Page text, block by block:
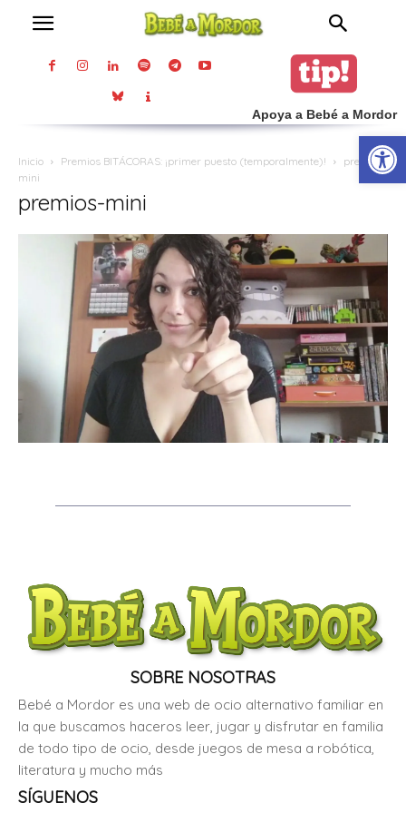
Apoya a Bebé a Mordor
Inicio Premios BITÁCORAS: ¡primer puesto (temporalmente)!
premios-
mini
premios-mini
SOBRE NOSOTRAS
Bebé a Mordor es una web de ocio alternativo familiar en
la que buscamos haceros leer, jugar y disfrutar en familia
de todo tipo de ocio, desde juegos de mesa a robótica,
literatura y mucho más
SÍGUENOS